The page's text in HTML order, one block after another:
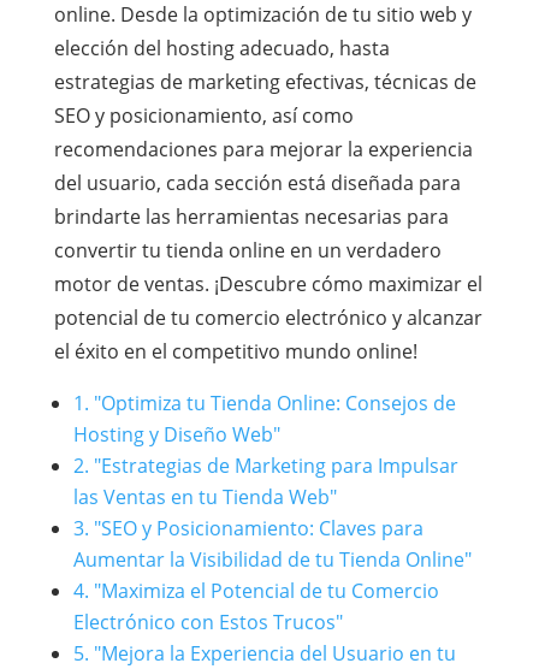
online. Desde la optimización de tu sitio web y
elección del hosting adecuado, hasta
estrategias de marketing efectivas, técnicas de
SEO y posicionamiento, así como
recomendaciones para mejorar la experiencia
del usuario, cada sección está diseñada para
brindarte las herramientas necesarias para
convertir tu tienda online en un verdadero
motor de ventas. ¡Descubre cómo maximizar el
potencial de tu comercio electrónico y alcanzar
el éxito en el competitivo mundo online!
1. "Optimiza tu Tienda Online: Consejos de
Hosting y Diseño Web"
2. "Estrategias de Marketing para Impulsar
las Ventas en tu Tienda Web"
3. "SEO y Posicionamiento: Claves para
Aumentar la Visibilidad de tu Tienda Online"
4. "Maximiza el Potencial de tu Comercio
Electrónico con Estos Trucos"
5. "Mejora la Experiencia del Usuario en tu